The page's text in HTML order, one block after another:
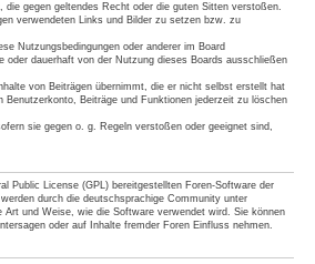
gegen geltendes Recht oder die guten Sitten verstoßen.
verwendeten Links und Bilder zu setzen bzw. zu
Nutzungsbedingungen oder anderer im Board
dauerhaft von der Nutzung dieses Boards ausschließen
von Beiträgen übernimmt, die er nicht selbst erstellt hat
Beiträge und Funktionen jederzeit zu löschen
sie gegen o. g. Regeln verstoßen oder geeignet sind,
Public License (GPL) bereitgestellten Foren-Software der
durch die deutschsprachige Community unter
und Weise, wie die Software verwendet wird. Sie können
oder auf Inhalte fremder Foren Einfluss nehmen.